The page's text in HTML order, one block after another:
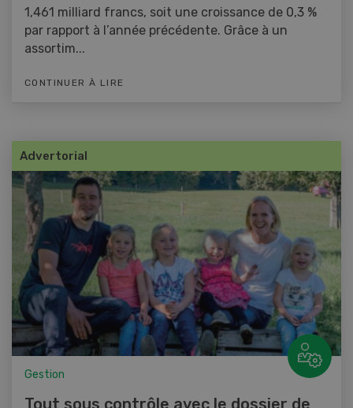
1,461 milliard francs, soit une croissance de 0,3 %
par rapport à l’année précédente. Grâce à un
assortim...
CONTINUER À LIRE
Advertorial
Gestion
Tout sous contrôle avec le dossier de